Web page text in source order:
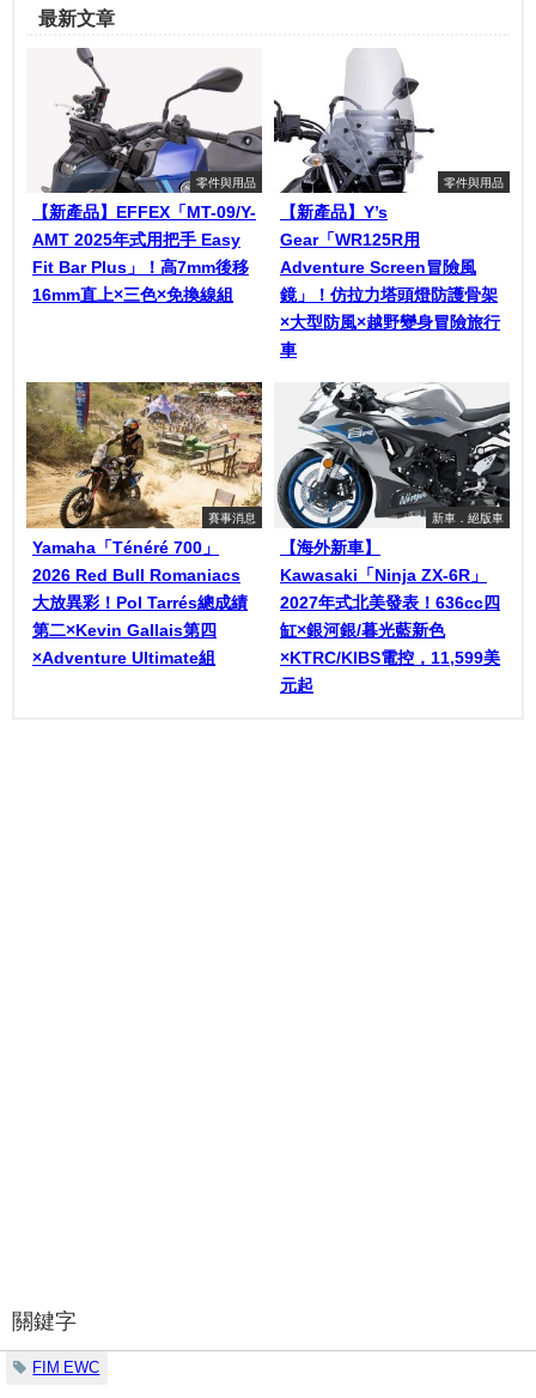
最新文章
零件與用品
【新產品】EFFEX「MT-09/Y-
AMT 2025年式用把手 Easy
Fit Bar Plus」！高7mm後移
16mm直上×三色×免換線組
零件與用品
【新產品】Y’s
Gear「WR125R用
Adventure Screen冒險風
鏡」！仿拉力塔頭燈防護骨架
×大型防風×越野變身冒險旅行
車
賽事消息
Yamaha「Ténéré 700」
2026 Red Bull Romaniacs
大放異彩！Pol Tarrés總成績
第二×Kevin Gallais第四
×Adventure Ultimate組
新車．絕版車
【海外新車】
Kawasaki「Ninja ZX-6R」
2027年式北美發表！636cc四
缸×銀河銀/暮光藍新色
×KTRC/KIBS電控，11,599美
元起
關鍵字
FIM EWC